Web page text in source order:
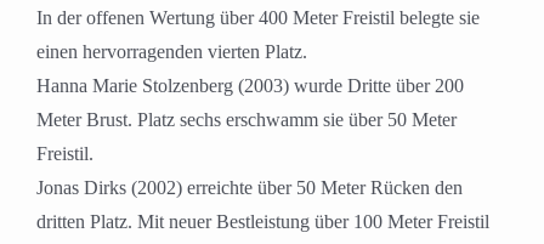
In der offenen Wertung über 400 Meter Freistil belegte sie
einen hervorragenden vierten Platz.
Hanna Marie Stolzenberg (2003) wurde Dritte über 200
Meter Brust. Platz sechs erschwamm sie über 50 Meter
Freistil.
Jonas Dirks (2002) erreichte über 50 Meter Rücken den
dritten Platz. Mit neuer Bestleistung über 100 Meter Freistil